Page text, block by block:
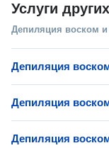
Услуги
Депиляция воском и
Депиляция
Депиляция
Депиляция